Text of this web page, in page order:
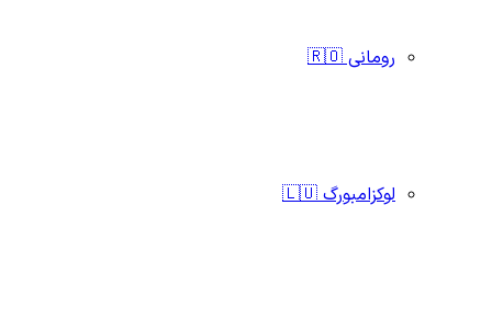
رومانی 🇷🇴
لوکزامبورگ 🇱🇺